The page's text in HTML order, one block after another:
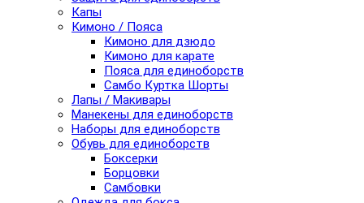
Капы
Кимоно / Пояса
Кимоно для дзюдо
Кимоно для карате
Пояса для единоборств
Самбо Куртка Шорты
Лапы / Макивары
Манекены для единоборств
Наборы для единоборств
Обувь для единоборств
Боксерки
Борцовки
Самбовки